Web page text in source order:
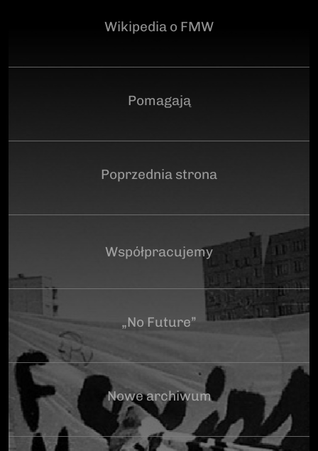
Wikipedia o FMW
Pomagają
Poprzednia strona
Współpracujemy
„No Future”
Nowe archiwum